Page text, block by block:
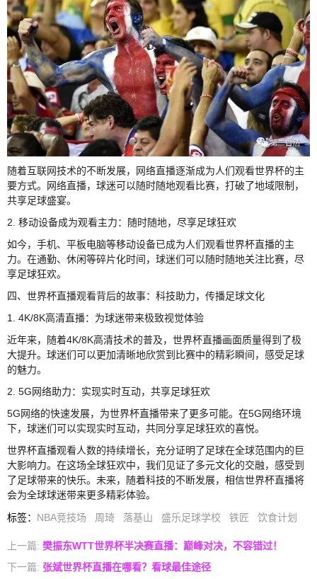
随着互联网技术的不断发展，网络直播逐渐成为人们观看世界杯的主
要方式。网络直播，球迷可以随时随地观看比赛，打破了地域限制，
共享足球盛宴。
2. 移动设备成为观看主力：随时随地，尽享足球狂欢
如今，手机、平板电脑等移动设备已成为人们观看世界杯直播的主
力。在通勤、休闲等碎片化时间，球迷们可以随时随地关注比赛，尽
享足球狂欢。
四、世界杯直播观看背后的故事：科技助力，传播足球文化
1. 4K/8K高清直播：为球迷带来极致视觉体验
近年来，随着4K/8K高清技术的普及，世界杯直播画面质量得到了极
大提升。球迷们可以更加清晰地欣赏到比赛中的精彩瞬间，感受足球
的魅力。
2. 5G网络助力：实现实时互动，共享足球狂欢
5G网络的快速发展，为世界杯直播带来了更多可能。在5G网络环境
下，球迷们可以实现实时互动，共同分享足球狂欢的喜悦。
世界杯直播观看人数的持续增长，充分证明了足球在全球范围内的巨
大影响力。在这场全球狂欢中，我们见证了多元文化的交融，感受到
了足球带来的快乐。未来，随着科技的不断发展，相信世界杯直播将
会为全球球迷带来更多精彩体验。
标签： NBA竞技场 周琦 落基山 盛乐足球学校 铁匠 饮食计划
上一篇: 樊振东WTT世界杯半决赛直播：巅峰对决，不容错过！
下一篇: 张斌世界杯直播在哪看？看球最佳途径